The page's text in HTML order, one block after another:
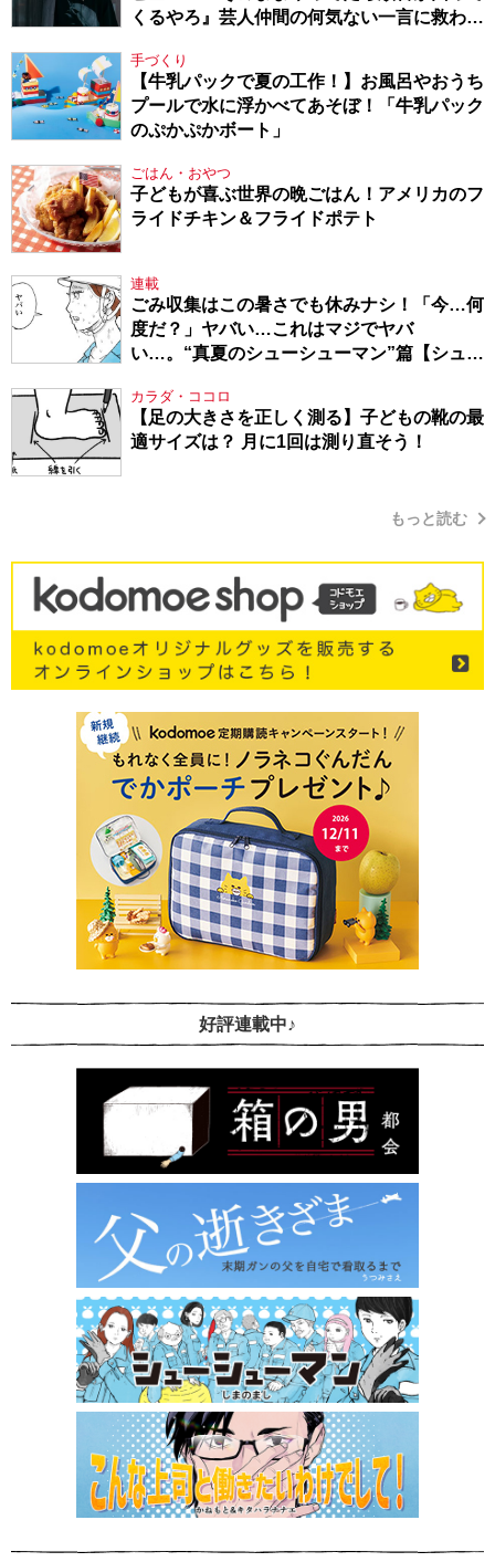
くるやろ』芸人仲間の何気ない一言に救われ
手づくり
【牛乳パックで夏の工作！】お風呂やおうち
プールで水に浮かべてあそぼ！「牛乳パック
のぷかぷかボート」
ごはん・おやつ
子どもが喜ぶ世界の晩ごはん！アメリカのフ
ライドチキン＆フライドポテト
連載
ごみ収集はこの暑さでも休みナシ！「今…何
度だ？」ヤバい…これはマジでヤバ
い…。“真夏のシューシューマン”篇【シュー
カラダ・ココロ
【足の大きさを正しく測る】子どもの靴の最
適サイズは？ 月に1回は測り直そう！
もっと読む
好評連載中♪